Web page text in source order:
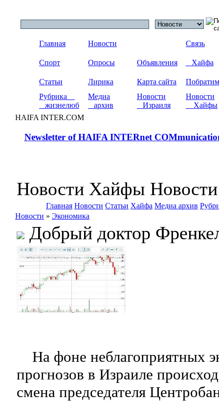
Главная Новости Связь
Спорт Опросы Объявления Хайфа
Статьи Лирика Карта сайта
Рубрика
жизнелюб
Медиа
архив
Новости
Израиля
Новости
Хайфы
HAIFA INTER.COM
Newsletter of HAIFA INTERnet
Новости Хайфы
Главная Новости Статьи Хайфа Медиа архив
Новости » Экономика
Добрый доктор
На фоне неблагоприятных
прогнозов в Израиле
смена председателя